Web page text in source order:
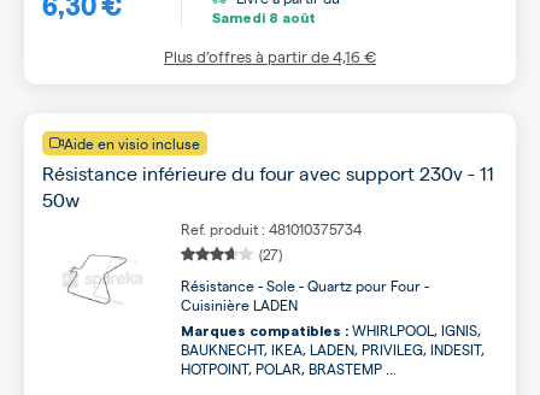
Samedi 8 août
Plus d’offres à partir de4,16 €
Aide en visio incluse
Résistance inférieure du four avec support 230v - 11
50w
Ref. produit : 481010375734
(27)
Résistance - Sole - Quartz pour Four -
Cuisinière LADEN
Marques compatibles : WHIRLPOOL, IGNIS,
BAUKNECHT, IKEA, LADEN, PRIVILEG, INDESIT,
HOTPOINT, POLAR, BRASTEMP ...